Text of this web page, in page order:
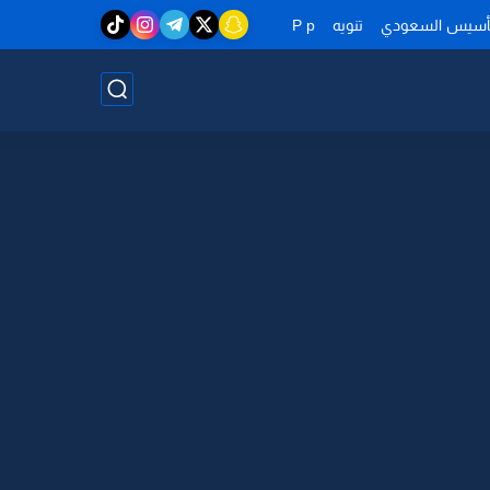
السعودي تنويه P p